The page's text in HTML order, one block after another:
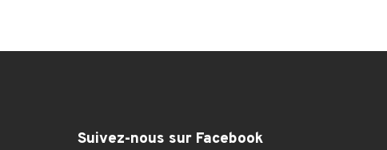
Suivez-nous sur Facebook